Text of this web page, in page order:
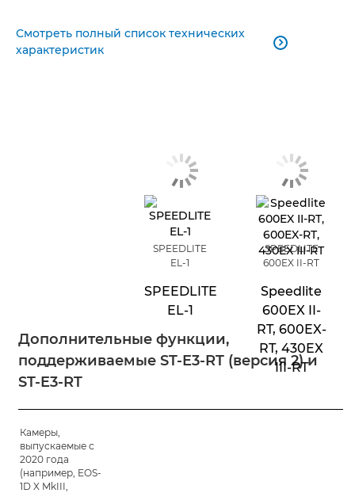
Смотреть полный список технических
характеристик

Дополнительные функции,
поддерживаемые ST-E3-RT (версия 2) и
ST-E3-RT
SPEEDLITE
EL-1
SPEEDLITE
EL-1
SPEEDLITE
600EX II-RT
Speedlite
600EX II-
RT, 600EX-
RT, 430EX
III-RT
Камеры,
выпускаемые с
2020 года
(например, EOS-
1D X MkIII,